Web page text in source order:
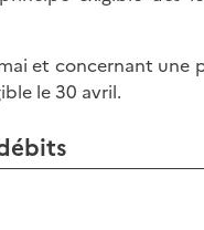
et concernant une
le 30 avril.